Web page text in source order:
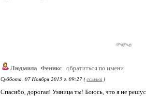
Людмила_Феникс обратиться по имени
Суббота, 07 Ноября 2015 г. 09:27 (ссылка )
Спасибо, дорогая! Умница ты! Боюсь, что я не